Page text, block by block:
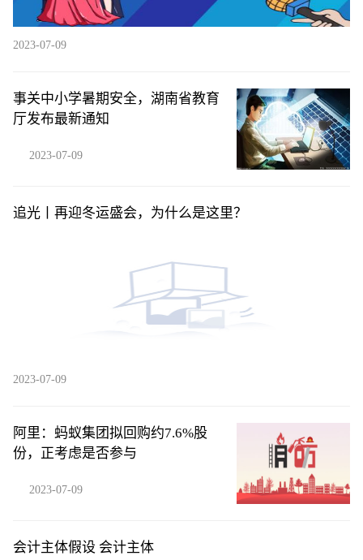
2023-07-09
事关中小学暑期安全，湖南省教育
厅发布最新通知
2023-07-09
追光丨再迎冬运盛会，为什么是这里？
2023-07-09
阿里：蚂蚁集团拟回购约7.6%股
份，正考虑是否参与
2023-07-09
会计主体假设 会计主体